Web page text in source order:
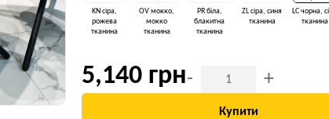
KN сіра,
рожева
тканина
OV мокко,
мокко
тканина
PR біла,
блакитна
тканина
ZL сіра, синя
тканина
LC чорна,
тканина
5,140 грн- +
Купити